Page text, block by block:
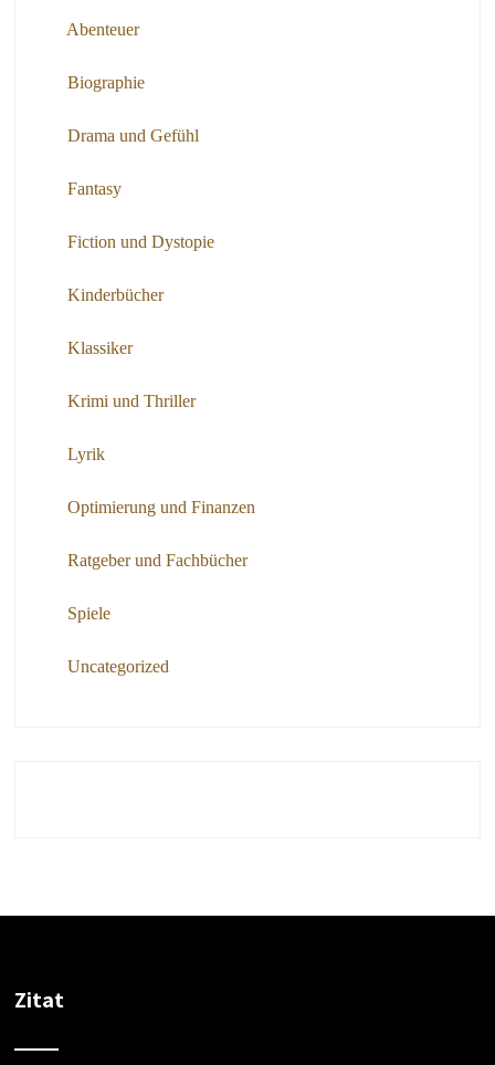
Abenteuer
Biographie
Drama und Gefühl
Fantasy
Fiction und Dystopie
Kinderbücher
Klassiker
Krimi und Thriller
Lyrik
Optimierung und Finanzen
Ratgeber und Fachbücher
Spiele
Uncategorized
Zitat